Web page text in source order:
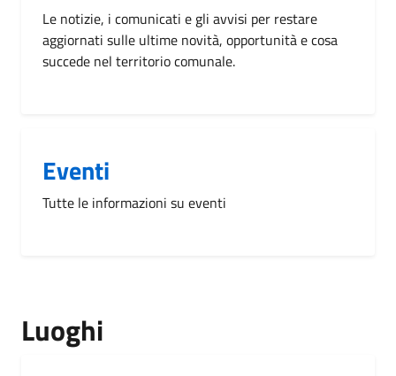
Le notizie, i comunicati e gli avvisi per restare
aggiornati sulle ultime novità, opportunità e cosa
succede nel territorio comunale.
Eventi
Tutte le informazioni su eventi
Luoghi